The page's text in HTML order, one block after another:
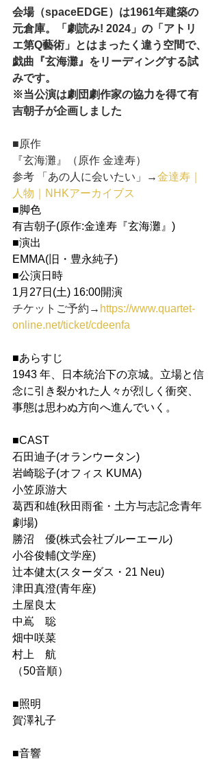
会場（spaceEDGE）は1961年建築の
元倉庫。「劇読み! 2024」の「アトリ
エ第Q藝術」とはまったく違う空間で、
戯曲『玄海灘』をリーディングする試
みです。
※当公演は劇団劇作家の協力を得て有
吉朝子が企画しました
■原作
『玄海灘』（原作 金達寿）
参考 「あの人に会いたい」→金達寿｜
人物｜NHKアーカイブス
■脚色
有吉朝子(原作:金達寿『玄海灘』)
■演出
EMMA(旧・豊永純子)
■公演日時
1月27日(土) 16:00開演
チケットご予約→ https://www.quartet-
online.net/ticket/cdeenfa
■あらすじ
1943 年、日本統治下の京城。立場と信
念に引き裂かれた人々が烈しく衝突、
事態は思わぬ方向へ進んでいく。
■CAST
石田迪子(オランウータン)
岩崎聡子(オフィス KUMA)
小笠原游大
葛⻄和雄(秋田雨雀・土方与志記念⻘年
劇場)
勝沼　優(株式会社ブルーエール)
小谷俊輔(文学座)
辻本健太(スターダス・21 Neu)
津田真澄(⻘年座)
土屋良太
中嶌　聡
畑中咲菜
村上　航
（50音順）
■照明
賀澤礼子
■音響